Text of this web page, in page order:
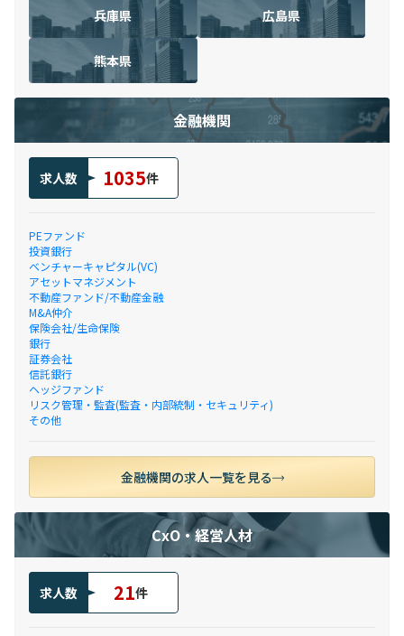
兵庫県 広島県
熊本県
金融機関
求人数 1035件
PEファンド
投資銀行
ベンチャーキャピタル(VC)
アセットマネジメント
不動産ファンド/不動産金融
M&A仲介
保険会社/生命保険
銀行
証券会社
信託銀行
ヘッジファンド
リスク管理・監査(監査・内部統制・セキュリティ)
その他
金融機関の求人一覧を見る
CxO・経営人材
求人数 21件